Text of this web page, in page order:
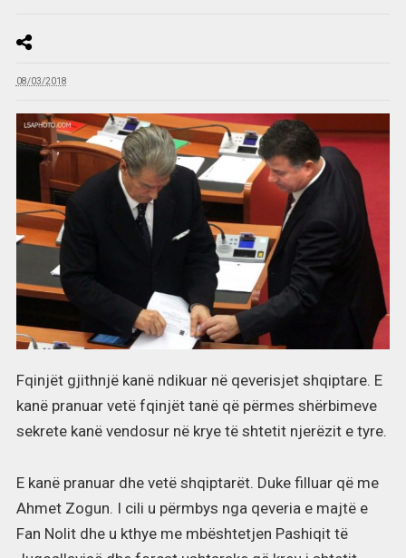
08/03/2018
Fqinjët gjithnjë kanë ndikuar në qeverisjet shqiptare. E
kanë pranuar vetë fqinjët tanë që përmes shërbimeve
sekrete kanë vendosur në krye të shtetit njerëzit e tyre.
E kanë pranuar dhe vetë shqiptarët. Duke filluar që me
Ahmet Zogun. I cili u përmbys nga qeveria e majtë e
Fan Nolit dhe u kthye me mbështetjen Pashiqit të